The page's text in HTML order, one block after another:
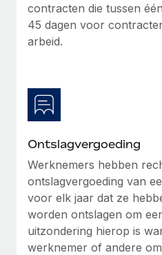
Meer informatie
contracten die tussen
45 dagen voor
arbeid.
Ontslagvergoeding
Werknemers hebben
ontslagvergoeding van
voor elk jaar dat ze
worden ontslagen om
uitzondering hierop is
werknemer of andere